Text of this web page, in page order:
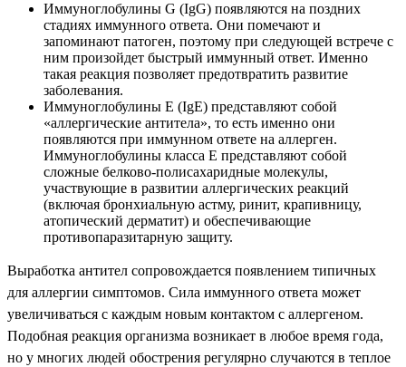
Иммуноглобулины G (IgG) появляются на поздних
стадиях иммунного ответа. Они помечают и
запоминают патоген, поэтому при следующей встрече с
ним произойдет быстрый иммунный ответ. Именно
такая реакция позволяет предотвратить развитие
заболевания.
Иммуноглобулины E (IgE) представляют собой
«аллергические антитела», то есть именно они
появляются при иммунном ответе на аллерген.
Иммуноглобулины класса Е представляют собой
сложные белково-полисахаридные молекулы,
участвующие в развитии аллергических реакций
(включая бронхиальную астму, ринит, крапивницу,
атопический дерматит) и обеспечивающие
противопаразитарную защиту.
Выработка антител сопровождается появлением типичных
для аллергии симптомов. Сила иммунного ответа может
увеличиваться с каждым новым контактом с аллергеном.
Подобная реакция организма возникает в любое время года,
но у многих людей обострения регулярно случаются в теплое